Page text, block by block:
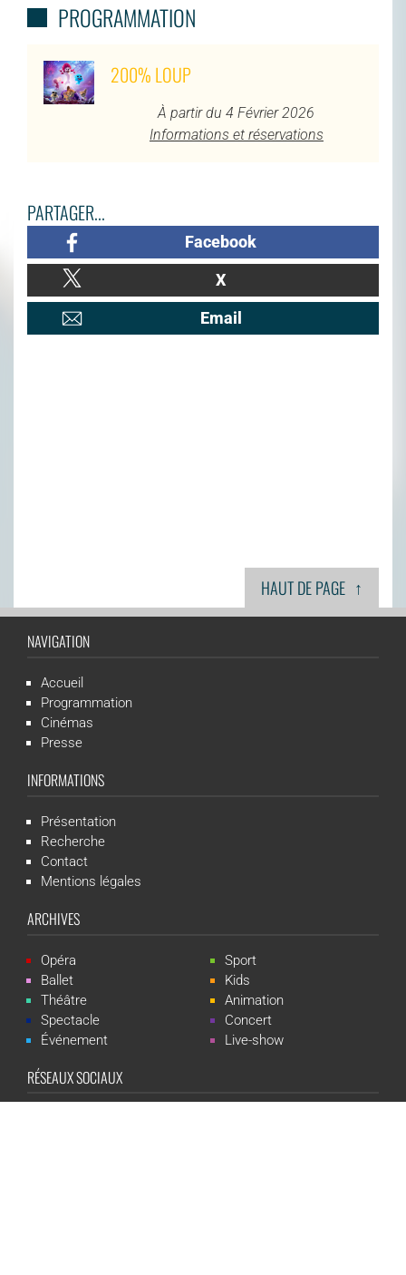
PROGRAMMATION
200% LOUP
À partir du 4 Février 2026
Informations et réservations
PARTAGER...
Facebook
X
Email
HAUT DE PAGE ↑
NAVIGATION
Accueil
Programmation
Cinémas
Presse
INFORMATIONS
Présentation
Recherche
Contact
Mentions légales
ARCHIVES
Opéra
Ballet
Théâtre
Spectacle
Événement
Sport
Kids
Animation
Concert
Live-show
RÉSEAUX SOCIAUX